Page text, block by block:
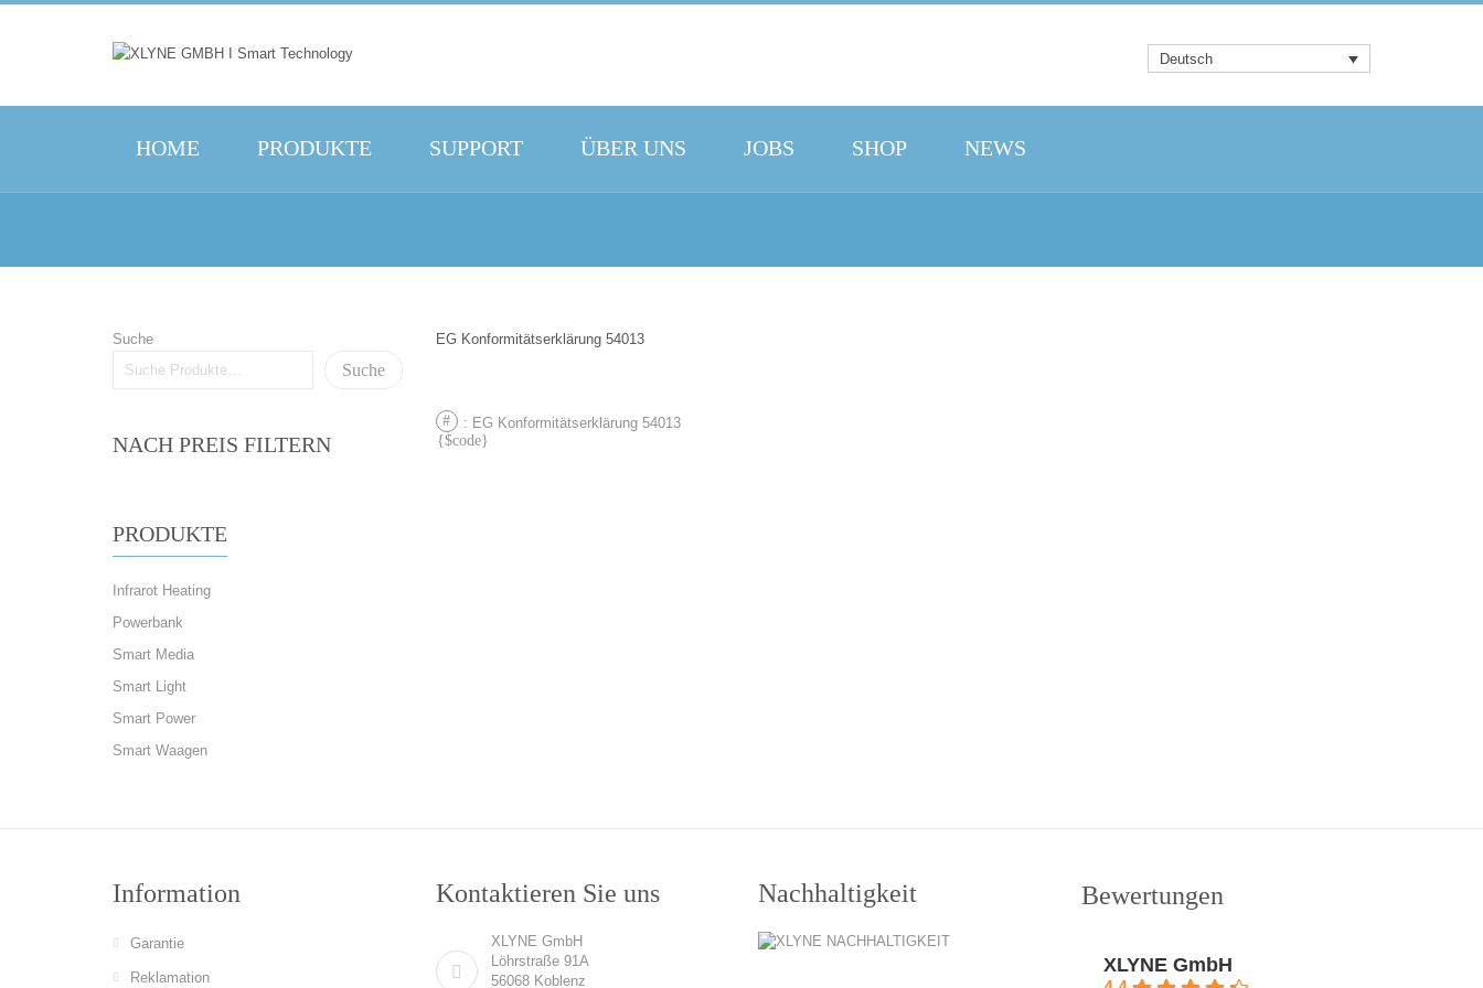
Deutsch
HOME PRODUKTE SUPPORT ÜBER UNS JOBS SHOP NEWS
Suche
Suche
NACH PREIS FILTERN
PRODUKTE
Infrarot Heating
Powerbank
Smart Media
Smart Light
Smart Power
Smart Waagen
EG Konformitätserklärung 54013
VORHERIGER
BEITRAG
: EG Konformitätserklärung 54013
Information
Garantie
Reklamation
Kontaktieren Sie uns
XLYNE GmbH
Löhrstraße 91A
56068 Koblenz
Nachhaltigkeit Bewertungen
XLYNE GmbH